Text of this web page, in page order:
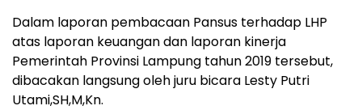
Dalam laporan pembacaan Pansus terhadap LHP
atas laporan keuangan dan laporan kinerja
Pemerintah Provinsi Lampung tahun 2019 tersebut,
dibacakan langsung oleh juru bicara Lesty Putri
Utami,SH,M,Kn.